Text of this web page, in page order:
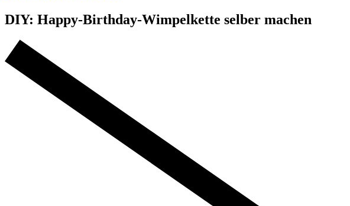
DIY: Happy-Birthday-Wimpelkette selber machen